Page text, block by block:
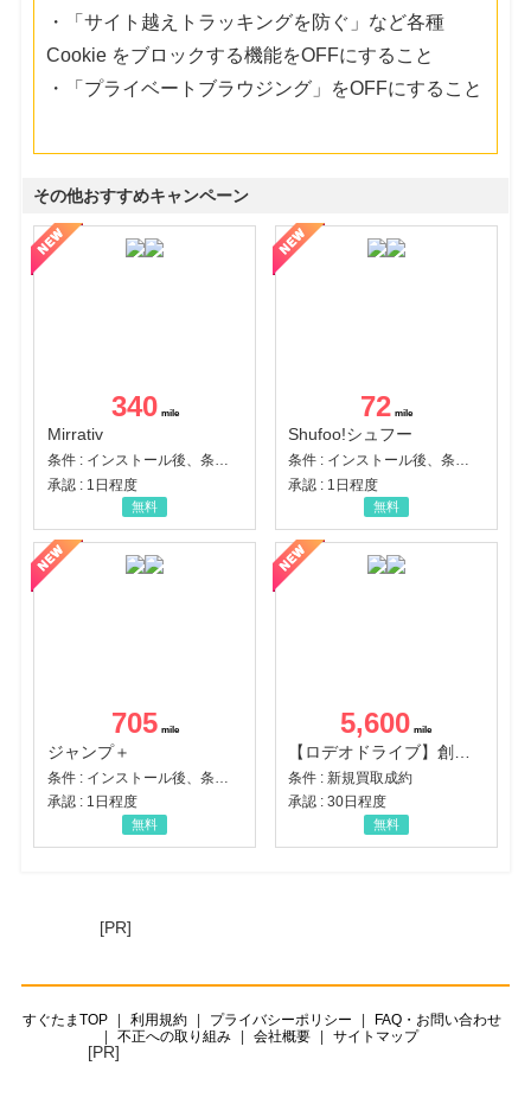
・「サイト越えトラッキングを防ぐ」など各種
Cookie をブロックする機能をOFFにすること
・「プライベートブラウジング」をOFFにすること
その他おすすめキャンペーン
340
Mirrativ
条件 : インストール後、条件達成
承認 : 1日程度
無料
72
Shufoo!シュフー
条件 : インストール後、条件達成
承認 : 1日程度
無料
705
ジャンプ＋
承認 : 1日程度
無料
5,600
条件 : 新規買取成約
承認 : 30日程度
無料
[PR]
すぐたまTOP 利用規約 プライバシーポリシー
FAQ・お問い合わせ
不正への取り組み
会社概要 サイトマップ
[PR]